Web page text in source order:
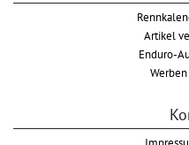
Artikel
Enduro-